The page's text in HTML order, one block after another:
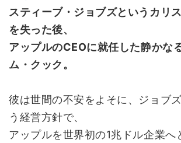
スティーブ・ジョブズというカリ
を失った後、
アップルのCEOに就任した静かな
ム・クック。
彼は世間の不安をよそに、ジョブ
う経営方針で、
アップルを世界初の1兆ドル企業へ